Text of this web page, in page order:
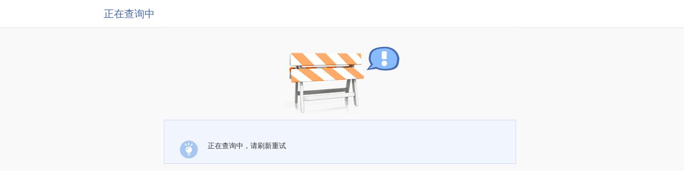
正在查询中
正在查询中，请刷新重试